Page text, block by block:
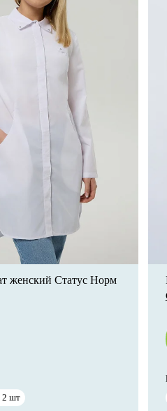
женский Статус Норм
2 шт